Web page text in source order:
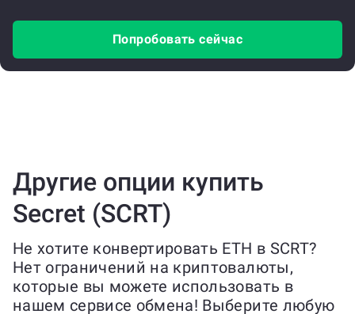
Попробовать сейчас
Другие опции купить
Secret (SCRT)
Не хотите конвертировать ETH в SCRT?
Нет ограничений на криптовалюты,
которые вы можете использовать в
нашем сервисе обмена! Выберите любую